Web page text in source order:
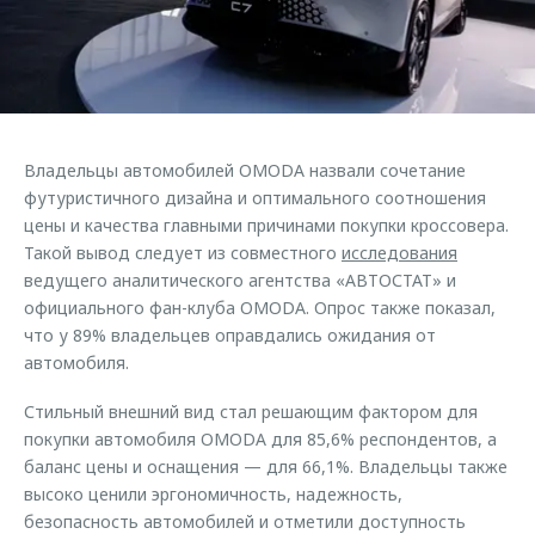
Страхование
Кредитный калькулятор
Аксессуары
Оригинальные аксессуары
Запчасти
Трейд-ин
Калькулятор трейд-ин
Клиентская поддержка
O&J Автоклуб
Клуб владельцев OMODA
Аксессуары
Одежда и сувениры
Оригинальные аксессуары
Запчасти
Обратная связь
Владельцы автомобилей OMODA назвали сочетание
футуристичного дизайна и оптимального соотношения
цены и качества главными причинами покупки кроссовера.
Такой вывод следует из совместного исследования
ведущего аналитического агентства «АВТОСТАТ» и
официального фан-клуба OMODA. Опрос также показал,
что у 89% владельцев оправдались ожидания от
автомобиля.
Стильный внешний вид стал решающим фактором для
покупки автомобиля OMODA для 85,6% респондентов, а
баланс цены и оснащения — для 66,1%. Владельцы также
высоко ценили эргономичность, надежность,
безопасность автомобилей и отметили доступность